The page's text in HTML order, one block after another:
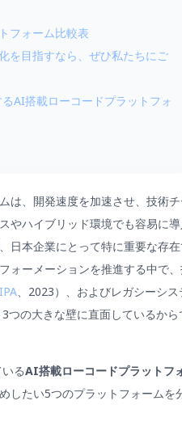
フォーム比較表
を目指すなら、ぜひ私たちにご
AI搭載ローコードプラットフォ
は、開発速度を加速させ、技術
やハイブリッド環境でも容易に
日本企業にとって特に重要な存
ォーメーションを推進する中で
IPA、2023）、およびレガシーシス
つの大きな壁に直面しているから
るAI搭載ローコードプラットフ
したい5つのプラットフォームを